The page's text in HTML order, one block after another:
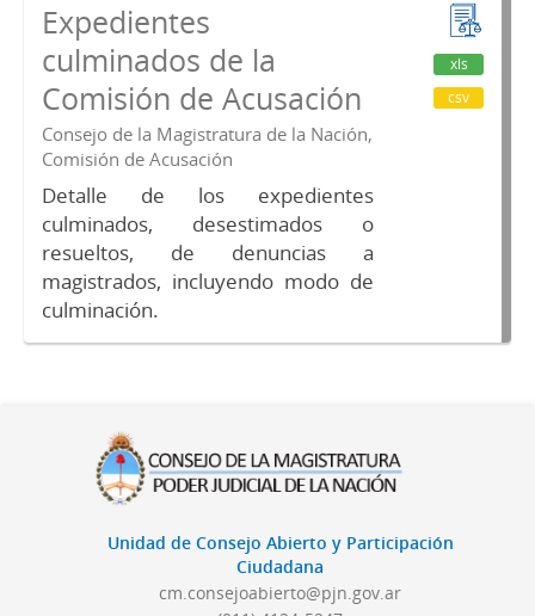
Expedientes
culminados de la
Comisión de Acusación
Consejo de la Magistratura de la Nación,
Comisión de Acusación
Detalle de los expedientes
culminados, desestimados o
resueltos, de denuncias a
magistrados, incluyendo modo de
culminación.
xls
csv
Unidad de Consejo Abierto y Participación
Ciudadana
cm.consejoabierto@pjn.gov.ar